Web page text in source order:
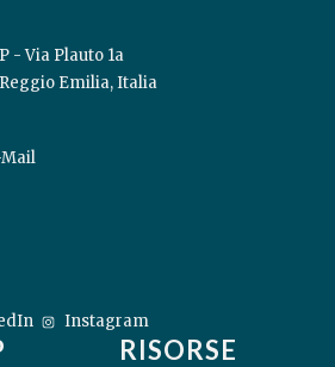
- Via Plauto 1a
Emilia, Italia
Mail
Instagram
RISORSE